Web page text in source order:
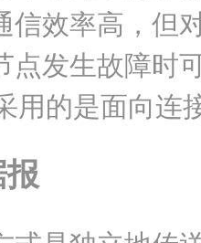
信效率高，但
点发生故障时
用的是面向连